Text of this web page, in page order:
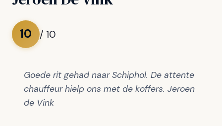
10 / 10
Goede rit gehad naar Schiphol. De attente
chauffeur hielp ons met de koffers. Jeroen
de Vink